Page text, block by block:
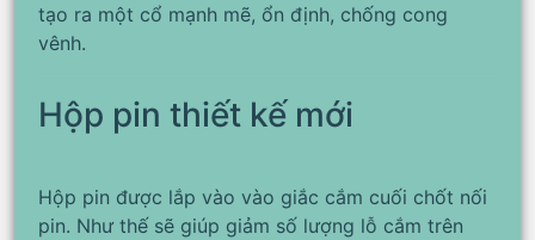
tạo ra một cổ mạnh mẽ, ổn định, chống cong
vênh.
Hộp pin thiết kế mới
Hộp pin được lắp vào vào giắc cắm cuối chốt nối
pin. Như thế sẽ giúp giảm số lượng lỗ cắm trên